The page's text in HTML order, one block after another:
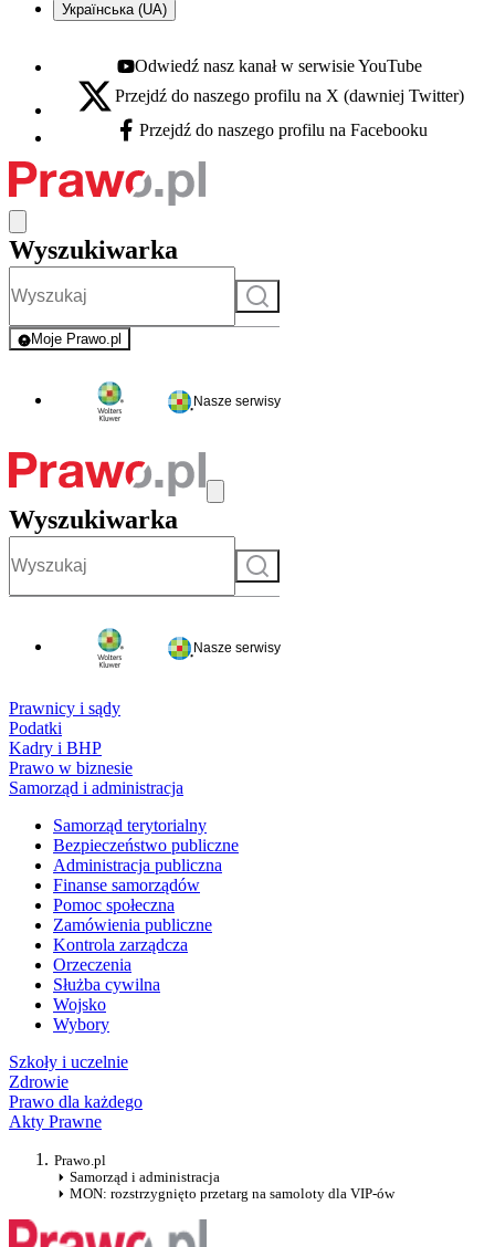
Українська (UA)
Youtube - otwiera się w nowej karcie
Odwiedź nasz kanał w serwisie YouTube
X - otwiera się w nowej karcie
Przejdź do naszego profilu na X (dawniej Twitter)
Facebook - otwiera się w nowej karcie
Przejdź do naszego profilu na Facebooku
Wyszukiwarka
Szukaj
Moje Prawo.pl
- rejestracja i logowanie do serwisu
Nasze serwisy
Wyszukiwarka
Szukaj
Nasze serwisy
Prawnicy i sądy
Podatki
Kadry i BHP
Prawo w biznesie
Samorząd i administracja
Samorząd terytorialny
Bezpieczeństwo publiczne
Administracja publiczna
Finanse samorządów
Pomoc społeczna
Zamówienia publiczne
Kontrola zarządcza
Orzeczenia
Służba cywilna
Wojsko
Wybory
Szkoły i uczelnie
Zdrowie
Prawo dla każdego
Akty Prawne
Prawo.pl
Samorząd i administracja
MON: rozstrzygnięto przetarg na samoloty dla VIP-ów